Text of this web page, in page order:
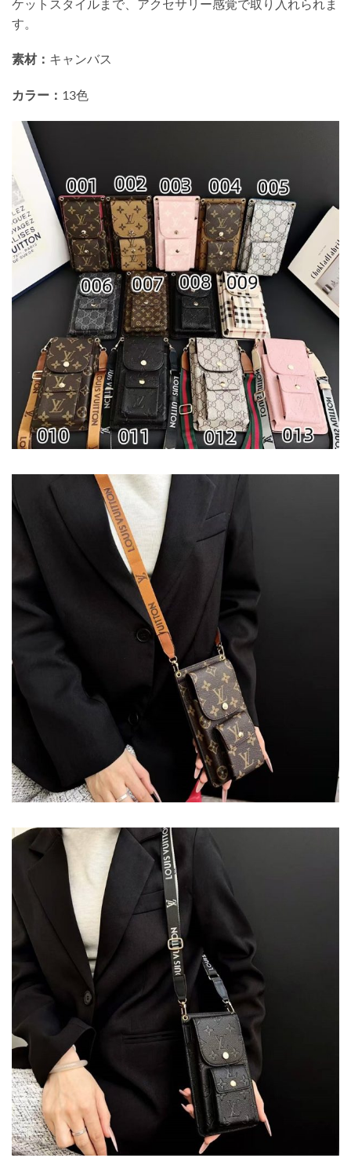
ケットスタイルまで、アクセサリー感覚で取り入れられま
す。
素材： キャンバス
カラー： 13色